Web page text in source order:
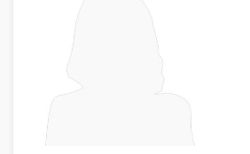
Wirtschaftsingenieur
Technisches Gebäudemanagement (TGM)
Anwendungsadministration
Consulting, Engineering
Datenbanken